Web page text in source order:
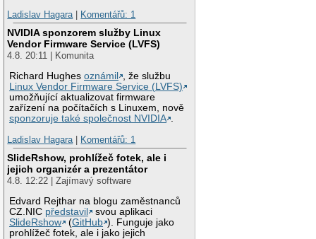
Ladislav Hagara
Komentářů: 1
NVIDIA sponzorem služby Linux
Vendor Firmware Service (LVFS)
4.8. 20:11 | Komunita
Richard Hughesoznámil
, že službu
Linux Vendor Firmware Service (LVFS)
umožňující aktualizovat firmware
zařízení na počítačích s Linuxem, nově
sponzoruje také společnost NVIDIA .
Ladislav Hagara | Komentářů: 1
SlideRshow, prohlížeč fotek, ale i
jejich organizér a prezentátor
4.8. 12:22 | Zajímavý software
Edvard Rejthar na blogu zaměstnanců
CZ.NIC představil
svou aplikaci
SlideRshow
(GitHub ). Funguje jako
prohlížeč fotek, ale i jako jejich